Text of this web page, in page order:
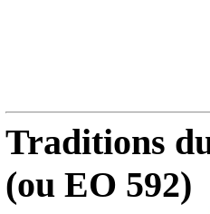
Traditions
(ou EO 592)